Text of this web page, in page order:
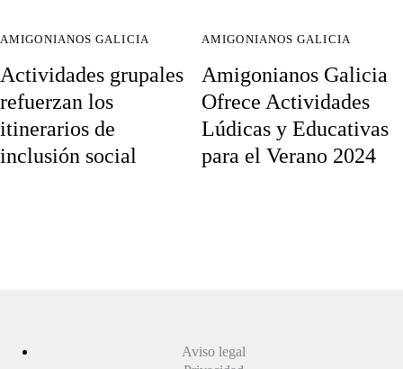
AMIGONIANOS GALICIA
Actividades grupales
refuerzan los
itinerarios de
inclusión social
AMIGONIANOS GALICIA
Amigonianos Galicia
Ofrece Actividades
Lúdicas y Educativas
para el Verano 2024
Aviso legal